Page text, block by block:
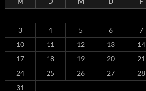
3
4 5 6 7
10
11 12 13 14
17
18 19 20 21
24
25 26 27 28
31